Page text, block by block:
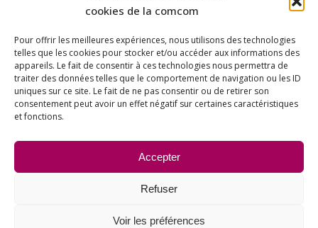
cookies de la comcom
Pour offrir les meilleures expériences, nous utilisons des technologies
telles que les cookies pour stocker et/ou accéder aux informations des
appareils. Le fait de consentir à ces technologies nous permettra de
traiter des données telles que le comportement de navigation ou les ID
uniques sur ce site. Le fait de ne pas consentir ou de retirer son
consentement peut avoir un effet négatif sur certaines caractéristiques
et fonctions.
Accepter
Refuser
Voir les préférences
Il est à noter que cette labellisation est
synonyme d’un financement de l’Etat de
30 000 € par an au bénéfice de la
Communauté de communes.